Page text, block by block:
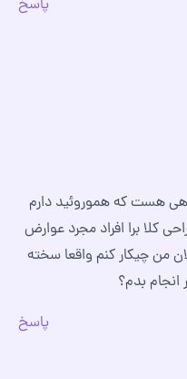
پاسخ
یک ماهی هست که هموروئید دارم
کلا برا افراد مجرد عوارض
من چیکار کنم واقعا سخته
بدم؟
پاسخ